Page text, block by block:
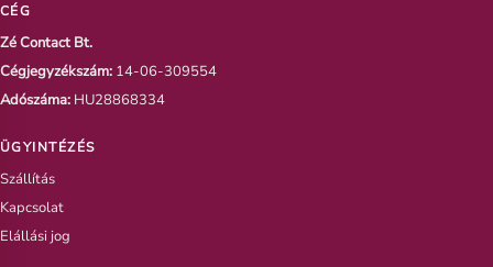
CÉG
Zé Contact Bt.
Cégjegyzékszám: 14-06-309554
Adószáma: HU28868334
ÜGYINTÉZÉS
Szállítás
Kapcsolat
Elállási jog